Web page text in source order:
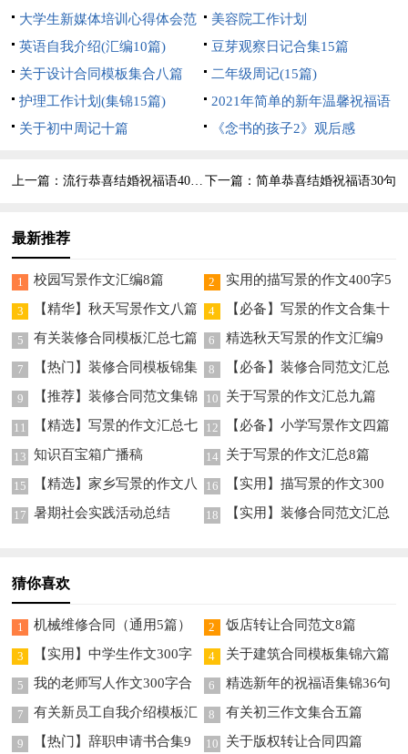
大学生新媒体培训心得体会范
文
美容院工作计划
英语自我介绍(汇编10篇)
豆芽观察日记合集15篇
关于设计合同模板集合八篇
二年级周记(15篇)
护理工作计划(集锦15篇)
2021年简单的新年温馨祝福语
89句
关于初中周记十篇 《念书的孩子2》观后感
上一篇：流行恭喜结婚祝福语40句精选 下一篇： 简单恭喜结婚祝福语30句
最新推荐
1 校园写景作文汇编8篇 2
实用的描写景的作文400字5
篇
3 【精华】秋天写景作文八篇 4
【必备】写景的作文合集十
篇
5 有关装修合同模板汇总七篇 6
精选秋天写景的作文汇编9
篇
7
【热门】装修合同模板锦集
五篇
8
【必备】装修合同范文汇总
十篇
9
【推荐】装修合同范文集锦
9篇
10 关于写景的作文汇总九篇
11
【精选】写景的作文汇总七
篇
12 【必备】小学写景作文四篇
13 知识百宝箱广播稿 14 关于写景的作文汇总8篇
15
【精选】家乡写景的作文八
篇
16
【实用】描写景的作文300
字九篇
17 暑期社会实践活动总结 18
【实用】装修合同范文汇总
猜你喜欢
1 机械维修合同（通用5篇） 2 饭店转让合同范文8篇
3
【实用】中学生作文300字
集锦10篇
4 关于建筑合同模板集锦六篇
5
我的老师写人作文300字合
集九篇
6 精选新年的祝福语集锦36句
7
有关新员工自我介绍模板汇
总四篇
8 有关初三作文集合五篇
9 【热门】辞职申请书合集9 10 关于版权转让合同四篇